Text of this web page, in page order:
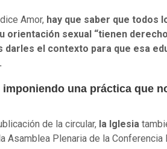
Amor, hay que saber que todos
orientación sexual “tienen
darles el contexto para que esa
imponiendo una práctica que
de la circular, la Iglesia
Asamblea Plenaria de la Conferencia